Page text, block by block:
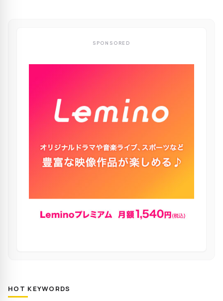
SPONSORED
HOT KEYWORDS